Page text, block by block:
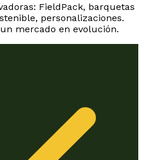
FieldPack, barquetas
personalizaciones.
mercado en evolución.